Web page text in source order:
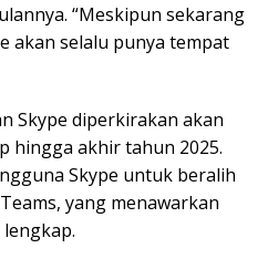
“Meskipun sekarang
akan selalu punya tempat
Skype diperkirakan akan
hingga akhir tahun 2025.
Skype untuk beralih
yang menawarkan